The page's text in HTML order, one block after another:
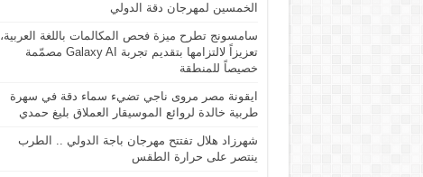
الخمسين لمهرجان دقة الدولي
سامسونج تطرح ميزة فحص المكالمات باللغة العربية،
تعزيزاً لالتزامها بتقديم تجربة Galaxy AI مصمّمة
خصيصاً للمنطقة
ايقونة مصر مروى ناجي تضيء سماء دقة في سهرة
طربية خالدة لروائع الموسيقار العملاق بليغ حمدي
شهرزاد هلال تفتتح مهرجان باجة الدولي .. الطرب
ينتصر على حرارة الطقس